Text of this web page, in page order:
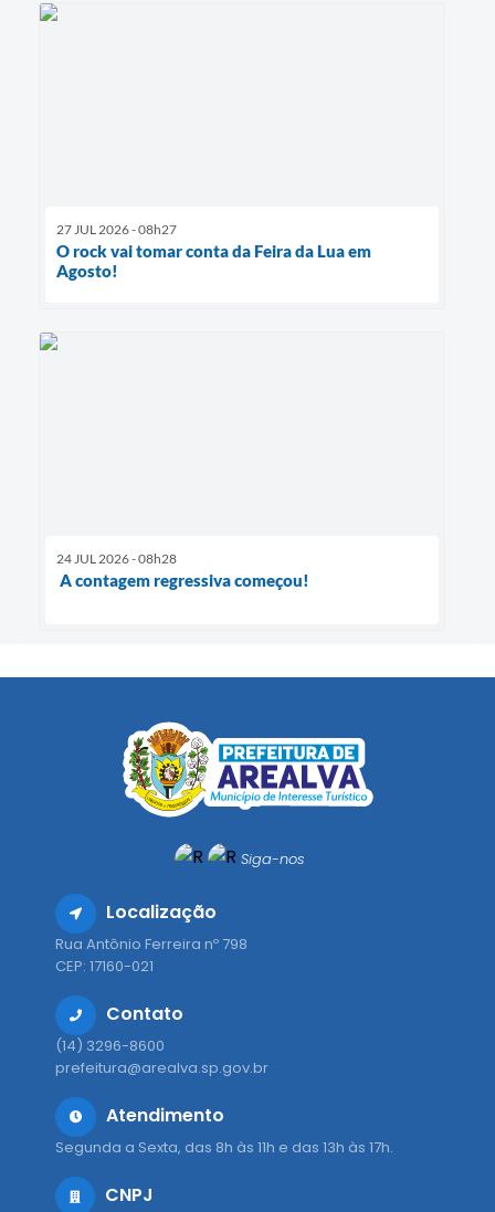
27 JUL 2026 - 08h27
O rock vai tomar conta da Feira da Lua em
Agosto!
24 JUL 2026 - 08h28
A contagem regressiva começou!
Siga-nos
Localização
Rua Antônio Ferreira nº 798
CEP: 17160-021
Contato
(14) 3296-8600
prefeitura@arealva.sp.gov.br
Atendimento
Segunda a Sexta, das 8h às 11h e das 13h às 17h.
CNPJ